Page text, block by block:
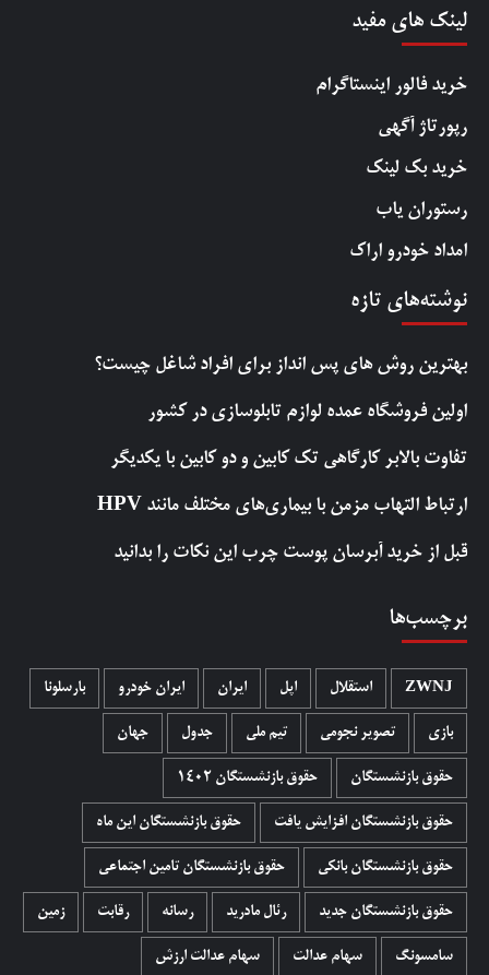
لینک های مفید
خرید فالور اینستاگرام
رپورتاژ آگهی
خرید بک لینک
رستوران یاب
امداد خودرو اراک
نوشته‌های تازه
بهترین روش‌ های پس‌ انداز برای افراد شاغل چیست؟
اولین فروشگاه عمده لوازم تابلوسازی در کشور
تفاوت بالابر کارگاهی تک کابین و دو کابین با یکدیگر
ارتباط التهاب مزمن با بیماری‌های مختلف مانند HPV
قبل از خرید آبرسان پوست چرب این نکات را بدانید
برچسب‌ها
ZWNJ استقلال اپل ایران ایران خودرو بارسلونا
بازی تصویر نجومی تیم ملی جدول جهان
حقوق بازنشستگان حقوق بازنشستگان 1402
حقوق بازنشستگان افزایش یافت حقوق بازنشستگان این ماه
حقوق بازنشستگان بانکی حقوق بازنشستگان تامین اجتماعی
حقوق بازنشستگان جدید رئال مادرید رسانه رقابت زمین
سامسونگ سهام عدالت سهام عدالت ارزش